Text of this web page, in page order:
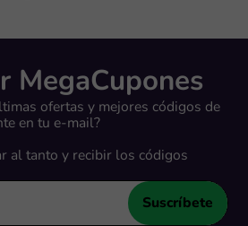
MegaCupones
ofertas y mejores códigos de
en tu e-mail?
al tanto y recibir los códigos
Suscríbete